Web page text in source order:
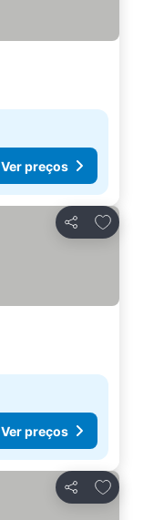
Ver preços
Partilhar
Adicionar
Ver preços
Partilhar
Adicionar